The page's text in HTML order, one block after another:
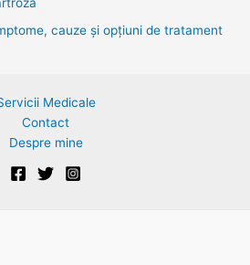
cauze și opțiuni de tratament
Medicale
Contact
Despre mine